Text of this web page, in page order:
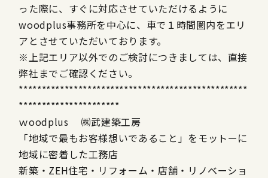
った際に、すぐに対応させていただけるように
woodplus事務所を中心に、車で１時間圏内をエリ
アとさせていただいております。
※上記エリア以外でのご検討につきましては、直接
弊社までご確認ください。
**************************************************
**********************
ｗoodplus ㈱武建築工房
「地域で最もお客様想いであること」をモットーに
地域に密着した工務店
新築・ZEH住宅・リフォーム・店舗・リノベーショ